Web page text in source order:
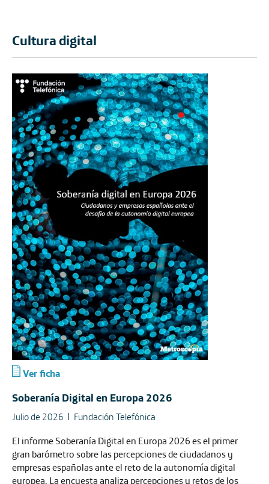
Cultura digital
Ver ficha
Soberanía Digital en Europa 2026
Julio de 2026
Fundación Telefónica
El informe Soberanía Digital en Europa 2026 es el primer
gran barómetro sobre las percepciones de ciudadanos y
empresas españolas ante el reto de la autonomía digital
europea. La encuesta analiza percepciones y retos de los